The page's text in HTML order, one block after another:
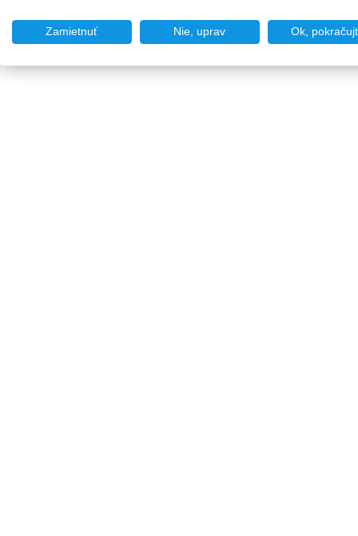
Zamietnuť Nie, uprav Ok,